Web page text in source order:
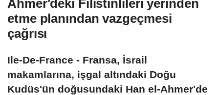
Ahmer'deki Filistinlileri yerinden
etme planından vazgeçmesi
çağrısı
Ile-De-France - Fransa, İsrail
makamlarına, işgal altındaki Doğu
Kudüs'ün doğusundaki Han el-Ahmer'de